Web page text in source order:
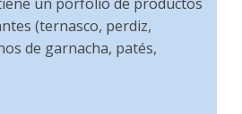
(ternasco, perdiz,
de garnacha, patés,